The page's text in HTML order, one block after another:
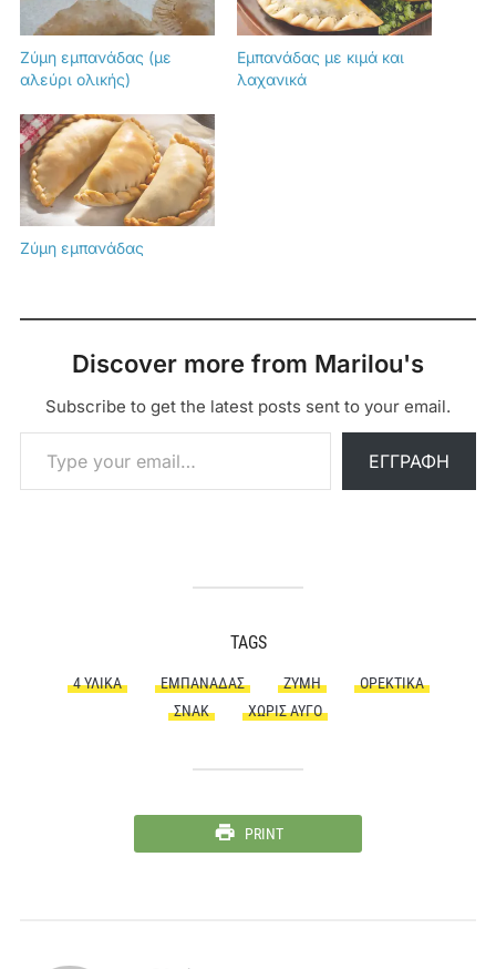
Ζύμη εμπανάδας (με
αλεύρι ολικής)
Εμπανάδας με κιμά και
λαχανικά
Ζύμη εμπανάδας
Discover more from Marilou's
Subscribe to get the latest posts sent to your email.
Type your email…
ΕΓΓΡΑΦΉ
TAGS
4 ΥΛΙΚΆ ΕΜΠΑΝΆΔΑΣ ΖΎΜΗ
ΟΡΕΚΤΙΚΆ
ΣΝΑΚ
ΧΩΡΊΣ ΑΥΓΌ
PRINT